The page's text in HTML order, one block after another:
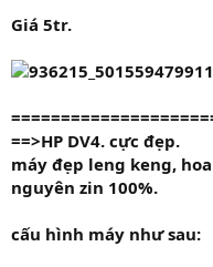
Giá 5tr.
==>HP DV4. cực đẹp.
máy đẹp leng keng,
nguyên zin 100%.
cấu hình máy như sau: